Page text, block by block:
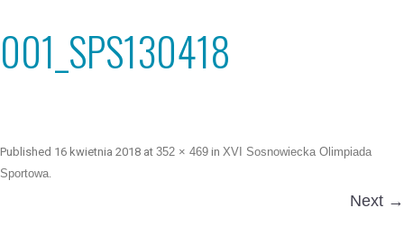
001_SPS130418
Published 16 kwietnia 2018 at 352 × 469 in XVI Sosnowiecka Olimpiada
Sportowa.
Next →